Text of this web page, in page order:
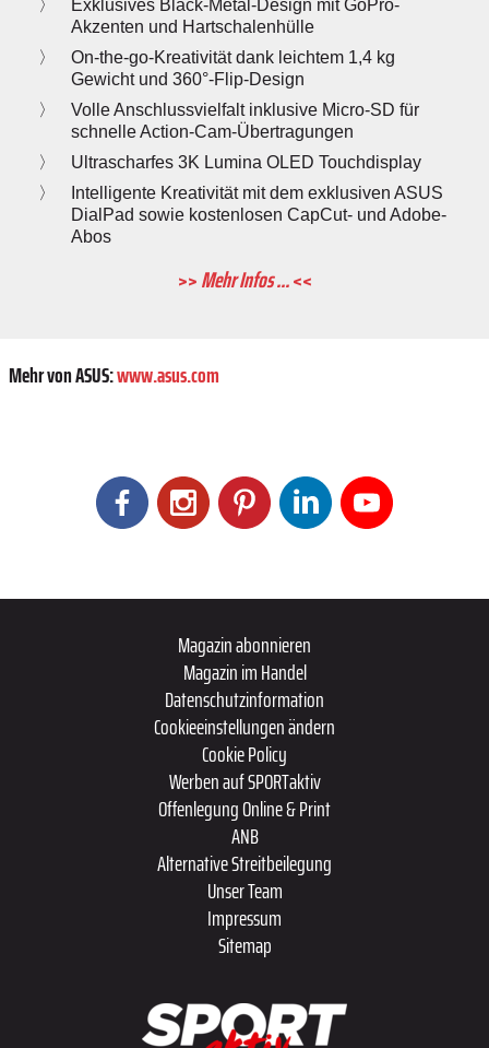
Exklusives Black-Metal-Design mit GoPro-
Akzenten und Hartschalenhülle
On-the-go-Kreativität dank leichtem 1,4 kg
Gewicht und 360°-Flip-Design
Volle Anschlussvielfalt inklusive Micro-SD für
schnelle Action-Cam-Übertragungen
Ultrascharfes 3K Lumina OLED Touchdisplay
Intelligente Kreativität mit dem exklusiven ASUS
DialPad sowie kostenlosen CapCut- und Adobe-
Abos
>>Mehr Infos ...<<
Mehr von ASUS:www.asus.com
Magazin abonnieren
Magazin im Handel
Datenschutzinformation
Cookieeinstellungen ändern
Cookie Policy
Werben auf SPORTaktiv
Offenlegung Online & Print
ANB
Alternative Streitbeilegung
Unser Team
Impressum
Sitemap